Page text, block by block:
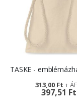
397,51 Ft
313,00 Ft